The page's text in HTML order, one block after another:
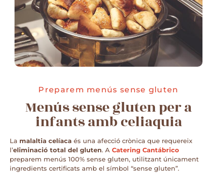
Preparem menús sense gluten
Menús sense gluten per a
infants amb celiaquia
La malaltia celíaca és una afecció crònica que requereix
l’eliminació total del gluten. A Catering Cantábrico
preparem menús 100% sense gluten, utilitzant únicament
ingredients certificats amb el símbol “sense gluten”.